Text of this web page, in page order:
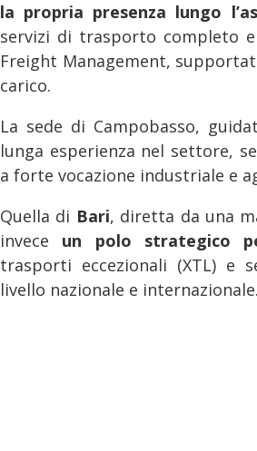
la propria presenza lungo
servizi di trasporto completo e
Freight Management,
carico.
La sede di Campobasso,
lunga esperienza nel settore,
a forte vocazione industriale e
Quella di Bari, diretta da una
invece un polo strategico
trasporti eccezionali (XTL) e
livello nazionale e internazionale.